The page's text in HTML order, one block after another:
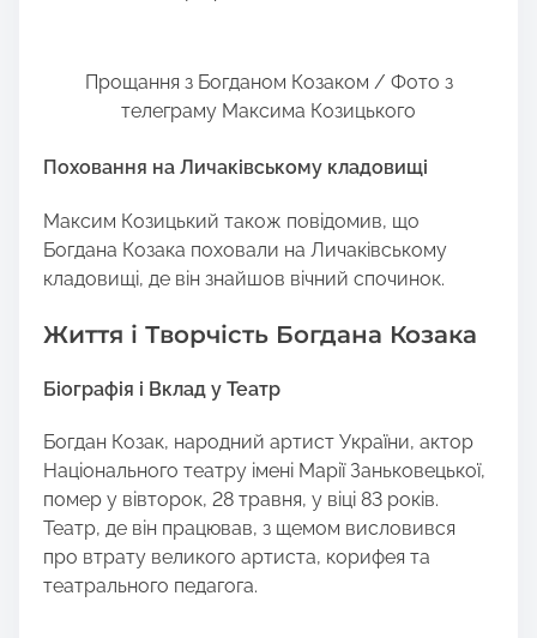
Прощання з Богданом Козаком / Фото з
телеграму Максима Козицького
Поховання на Личаківському кладовищі
Максим Козицький також повідомив, що
Богдана Козака поховали на Личаківському
кладовищі, де він знайшов вічний спочинок.
Життя і Творчість Богдана Козака
Біографія і Вклад у Театр
Богдан Козак, народний артист України, актор
Національного театру імені Марії Заньковецької,
помер у вівторок, 28 травня, у віці 83 років.
Театр, де він працював, з щемом висловився
про втрату великого артиста, корифея та
театрального педагога.